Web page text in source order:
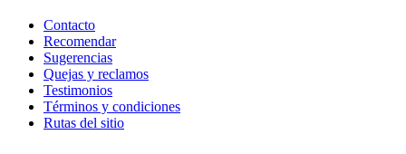
Contacto
Recomendar
Sugerencias
Quejas y reclamos
Testimonios
Términos y condiciones
Rutas del sitio